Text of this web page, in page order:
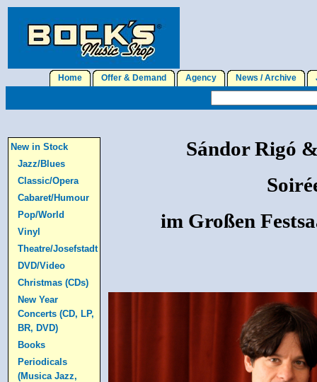
Home Offer & Demand Agency News / Archive
New in Stock
Jazz/Blues
Classic/Opera
Cabaret/Humour
Pop/World
Vinyl
Theatre/Josefstadt
DVD/Video
Christmas (CDs)
New Year
Concerts (CD, LP,
BR, DVD)
Books
Periodicals
(Musica Jazz,
Sándor Rigó
im Großen